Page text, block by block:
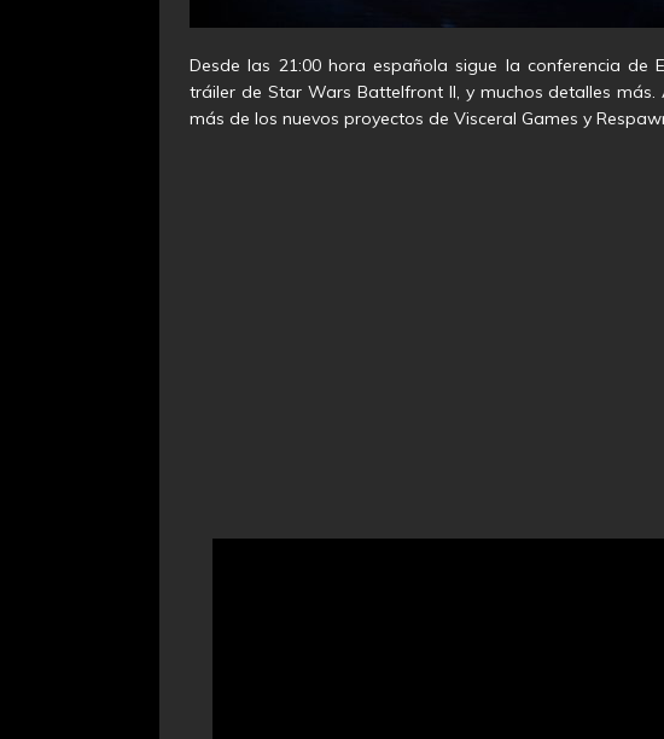
Desde las 21:00 hora española sigue la conferencia de
tráiler de Star Wars Battelfront II, y muchos detalles
más de los nuevos proyectos de Visceral Games y